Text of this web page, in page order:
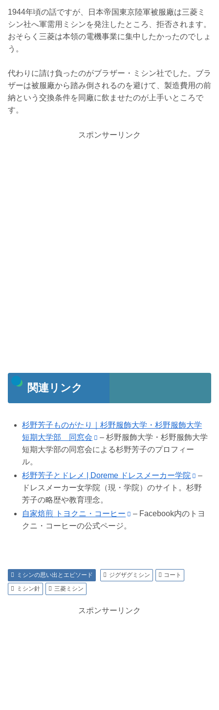
1944年頃の話ですが、日本帝国東京陸軍被服廠は三菱ミ
シン社へ軍需用ミシンを発注したところ、拒否されます。
おそらく三菱は本領の電機事業に集中したかったのでしょ
う。
代わりに請け負ったのがブラザー・ミシン社でした。ブラ
ザーは被服廠から踏み倒されるのを避けて、製造費用の前
納という交換条件を同廠に飲ませたのが上手いところで
す。
スポンサーリンク
関連リンク
杉野芳子ものがたり｜杉野服飾大学・杉野服飾大学
短期大学部 同窓会
– 杉野服飾大学・杉野服飾大学
短期大学部の同窓会による杉野芳子のプロフィー
ル。
杉野芳子とドレメ | Doreme ドレスメーカー学院
–
ドレスメーカー女学院（現・学院）のサイト。杉野
芳子の略歴や教育理念。
自家焙煎 トヨクニ・コーヒー
– Facebook内のトヨ
クニ・コーヒーの公式ページ。
ミシンの思い出とエピソード ジグザグミシン
コート
ミシン針
三菱ミシン
スポンサーリンク